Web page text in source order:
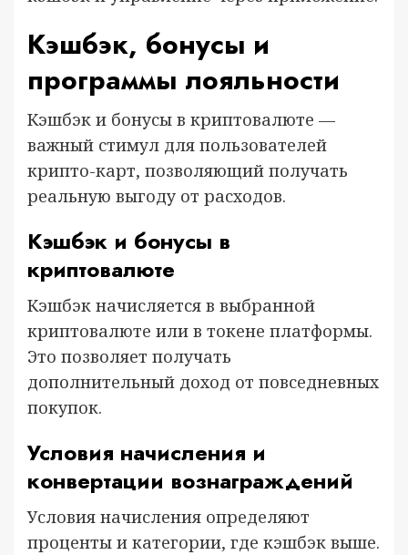
Кэшбэк, бонусы и
программы лояльности
Кэшбэк и бонусы в криптовалюте —
важный стимул для пользователей
крипто-карт, позволяющий получать
реальную выгоду от расходов.
Кэшбэк и бонусы в
криптовалюте
Кэшбэк начисляется в выбранной
криптовалюте или в токене платформы.
Это позволяет получать
дополнительный доход от повседневных
покупок.
Условия начисления и
конвертации вознаграждений
Условия начисления определяют
проценты и категории, где кэшбэк выше.